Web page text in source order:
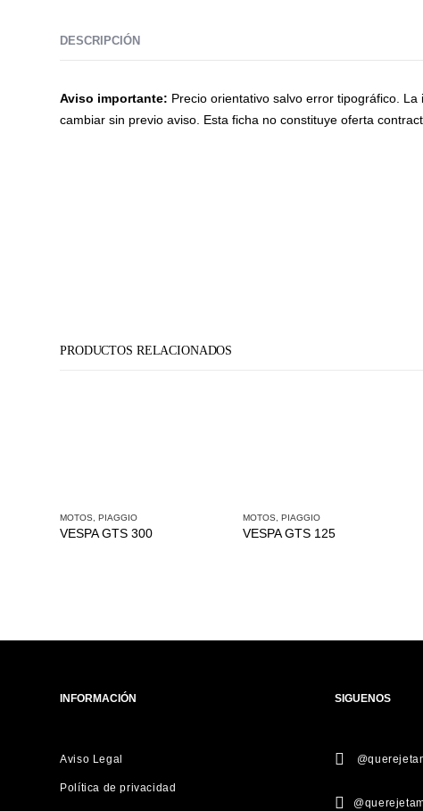
DESCRIPCIÓN
Aviso importante: Precio orientativo salvo error tipográfico.
cambiar sin previo aviso. Esta ficha no constituye oferta
PRODUCTOS RELACIONADOS
MOTOS ,PIAGGIO
VESPA GTS 300
MOTOS ,PIAGGIO
VESPA GTS 125
INFORMACIÓN
Aviso Legal
Política de privacidad
SIGUENOS